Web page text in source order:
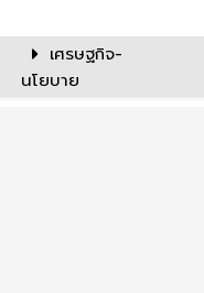
เศรษฐกิจ-
นโยบาย